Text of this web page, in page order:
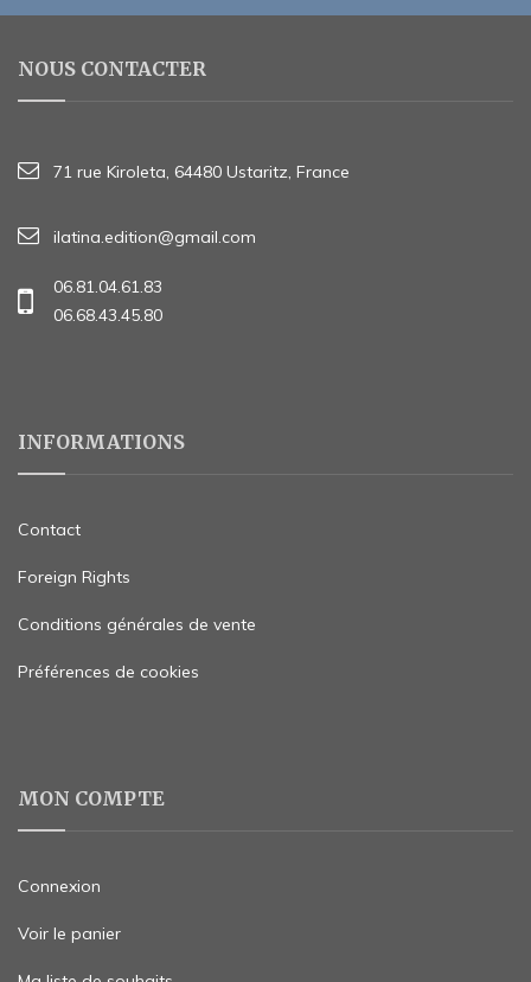
NOUS CONTACTER
71 rue Kiroleta, 64480 Ustaritz, France
ilatina.edition@gmail.com
06.81.04.61.83
06.68.43.45.80
INFORMATIONS
Contact
Foreign Rights
Conditions générales de vente
Préférences de cookies
MON COMPTE
Connexion
Voir le panier